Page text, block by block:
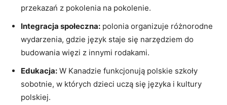
przekazań z pokolenia na pokolenie.
Integracja społeczna: polonia organizuje różnorodne
wydarzenia, gdzie język staje się narzędziem do
budowania więzi z innymi rodakami.
Edukacja: W Kanadzie funkcjonują polskie szkoły
sobotnie, w których dzieci uczą się języka i kultury
polskiej.